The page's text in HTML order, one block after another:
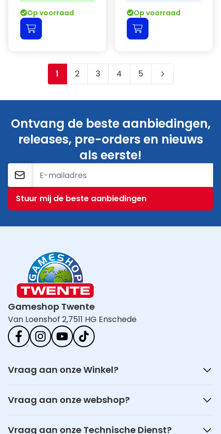
Op voorraad Op voorraad
Je leest momenteel pagina
1 Pagina
2 Pagina
3 Pagina
4 Pagina
5
Ontvang de beste aanbiedingen,
releases, pre-orders en nieuws
als eerste!
E-mailadres
Stuur mij de beste aanbiedingen
Gameshop Twente
Van Loenshof 2,7511 HG Enschede
Vraag aan onze Winkel?
Vraag aan onze webshop?
Vraag aan onze Technische Dienst?